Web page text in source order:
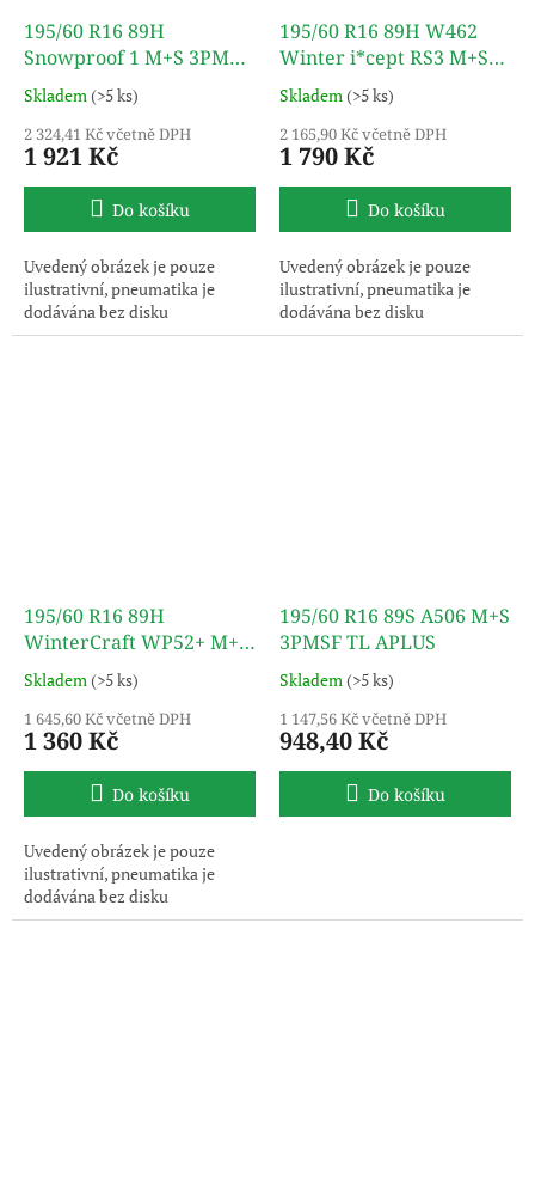
195/60 R16 89H
Snowproof 1 M+S 3PMSF
TL NOKIAN TYRES
Skladem(>5 ks)
2 324,41 Kč včetně DPH
1 921 Kč
Do košíku
Uvedený obrázek je pouze
ilustrativní, pneumatika je
dodávána bez disku
195/60 R16 89H W462
Winter i*cept RS3 M+S
3PMSF TL HANKOOK
Skladem(>5 ks)
2 165,90 Kč včetně DPH
1 790 Kč
Do košíku
Uvedený obrázek je pouze
ilustrativní, pneumatika je
dodávána bez disku
195/60 R16 89H
WinterCraft WP52+ M+S
3PMSF TL KUMHO
Skladem(>5 ks)
1 645,60 Kč včetně DPH
1 360 Kč
Do košíku
Uvedený obrázek je pouze
ilustrativní, pneumatika je
dodávána bez disku
195/60 R16 89S A506 M+S
3PMSF TL APLUS
Skladem(>5 ks)
1 147,56 Kč včetně DPH
948,40 Kč
Do košíku